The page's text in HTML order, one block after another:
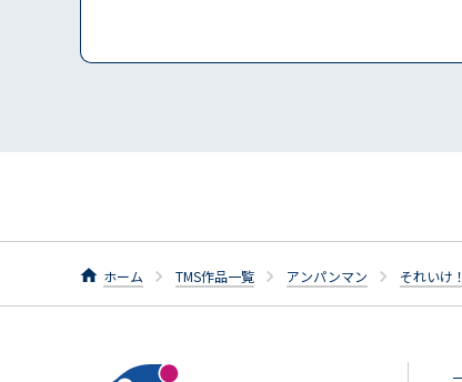
ホーム TMS作品一覧 アンパンマン それいけ